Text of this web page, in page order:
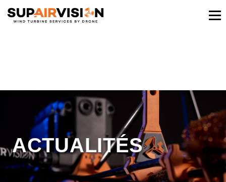
ACTUALITÉS